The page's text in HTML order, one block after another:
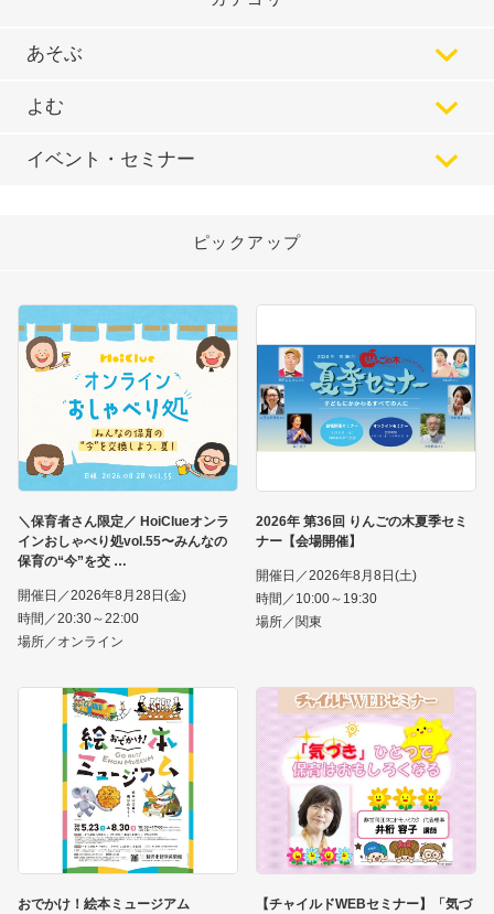
あそぶ
よむ
イベント・セミナー
ピックアップ
＼保育者さん限定／ HoiClueオンラ
インおしゃべり処vol.55〜みんなの
保育の“今”を交
開催日／2026年8月28日(金)
時間／20:30～22:00
場所／オンライン
2026年 第36回 りんごの木夏季セミ
ナー【会場開催】
開催日／2026年8月8日(土)
時間／10:00～19:30
場所／関東
おでかけ！絵本ミュージアム
【チャイルドWEBセミナー】「気づ